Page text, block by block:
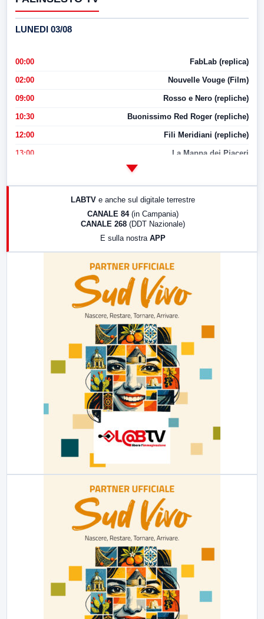
LUNEDI 03/08
00:00 FabLab (replica)
02:00 Nouvelle Vouge (Film)
09:00 Rosso e Nero (repliche)
10:30 Buonissimo Red Roger (repliche)
12:00 Fili Meridiani (repliche)
13:00 La Mappa dei Piaceri
LABTV e anche sul digitale terrestre
CANALE 84 (in Campania)
CANALE 268 (DDT Nazionale)
E sulla nostra APP